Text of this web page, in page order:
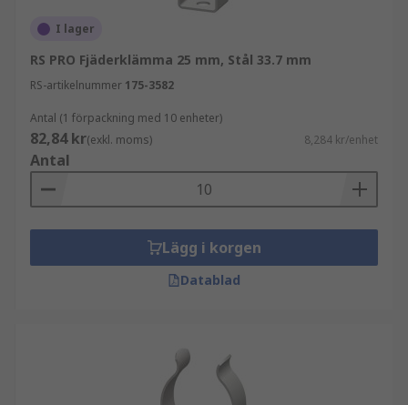
I lager
RS PRO Fjäderklämma 25 mm, Stål 33.7 mm
RS-artikelnummer 175-3582
Antal (1 förpackning med 10 enheter)
82,84 kr(exkl. moms) 8,284 kr/enhet
Antal
Lägg i korgen
Datablad